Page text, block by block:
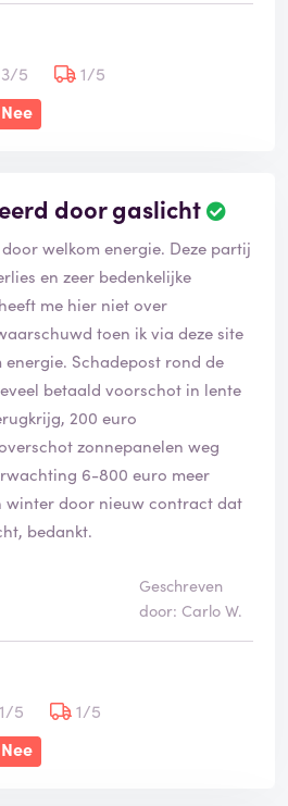
3/5
1/5
Nee
door gaslicht
welkom energie. Deze partij
en zeer bedenkelijke
me hier niet over
toen ik via deze site
Schadepost rond de
betaald voorschot in lente
200 euro
zonnepanelen weg
6-800 euro meer
winter door nieuw contract dat
bedankt.
Geschreven
door: Carlo W.
1/5
1/5
Nee